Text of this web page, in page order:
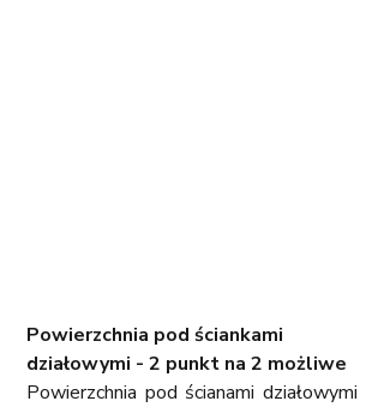
Powierzchnia pod ściankami
działowymi - 2 punkt na 2 możliwe
Powierzchnia pod ścianami działowymi